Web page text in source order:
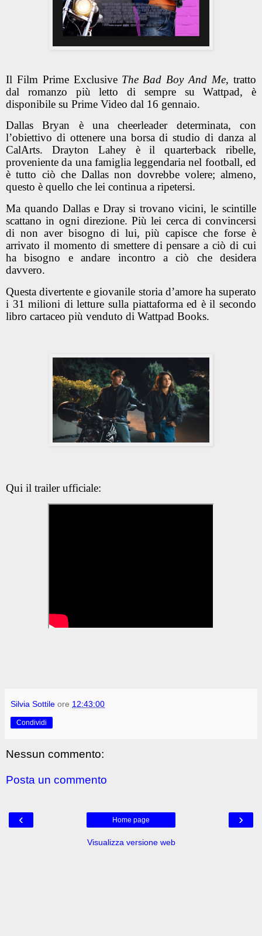
Il Film Prime Exclusive The Bad Boy And Me, tratto
dal romanzo più letto di sempre su Wattpad, è
disponibile su Prime Video dal 16 gennaio.
Dallas Bryan è una cheerleader determinata, con
l’obiettivo di ottenere una borsa di studio di danza al
CalArts. Drayton Lahey è il quarterback ribelle,
proveniente da una famiglia leggendaria nel football, ed
è tutto ciò che Dallas non dovrebbe volere; almeno,
questo è quello che lei continua a ripetersi.
Ma quando Dallas e Dray si trovano vicini, le scintille
scattano in ogni direzione. Più lei cerca di convincersi
di non aver bisogno di lui, più capisce che forse è
arrivato il momento di smettere di pensare a ciò di cui
ha bisogno e andare incontro a ciò che desidera
davvero.
Questa divertente e giovanile storia d’amore ha superato
i 31 milioni di letture sulla piattaforma ed è il secondo
libro cartaceo più venduto di Wattpad Books.
Qui il trailer ufficiale:
Silvia Sottile ore 12:43:00
Condividi
Nessun commento:
Posta un commento
‹ ›
Home page
Visualizza versione web